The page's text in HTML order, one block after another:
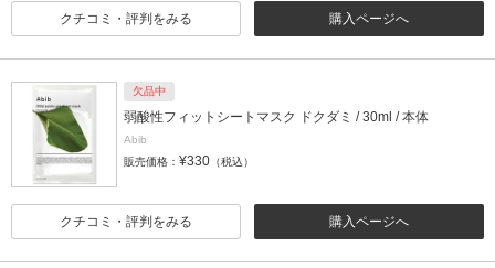
購入ページへ
クチコミ・評判をみる
欠品中
弱酸性フィットシートマスク ドクダミ / 30ml / 本体
Abib
販売価格： ¥330 （税込）
購入ページへ
クチコミ・評判をみる